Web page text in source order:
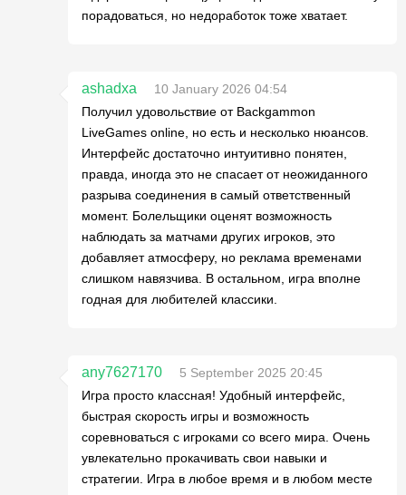
порадоваться, но недоработок тоже хватает.
ashadxa
10 January 2026 04:54
Получил удовольствие от Backgammon
LiveGames online, но есть и несколько нюансов.
Интерфейс достаточно интуитивно понятен,
правда, иногда это не спасает от неожиданного
разрыва соединения в самый ответственный
момент. Болельщики оценят возможность
наблюдать за матчами других игроков, это
добавляет атмосферу, но реклама временами
слишком навязчива. В остальном, игра вполне
годная для любителей классики.
any7627170
5 September 2025 20:45
Игра просто классная! Удобный интерфейс,
быстрая скорость игры и возможность
соревноваться с игроками со всего мира. Очень
увлекательно прокачивать свои навыки и
стратегии. Игра в любое время и в любом месте